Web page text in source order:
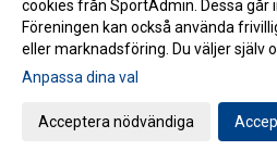
Snabb anfallare kontrakteras
Poängspelare klar för herr.
Sådan far sådan son
Nytt upplägg med ny fyscoach
cookies från SportAdmin. Dessa går
Föreningen kan också använda
eller marknadsföring. Du väljer själv
Anpassa dina val
Acceptera nödvändiga